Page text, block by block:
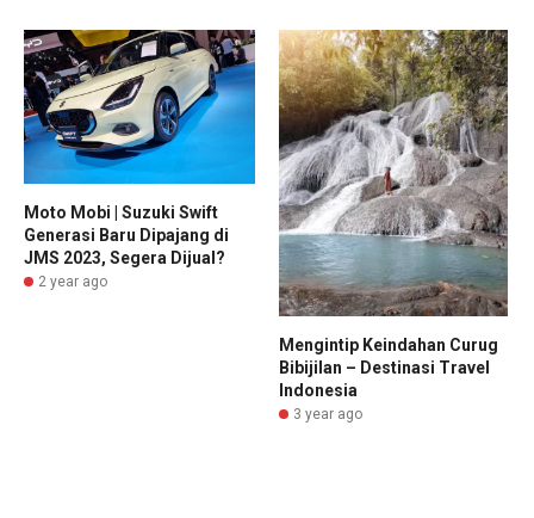
Moto Mobi | Suzuki Swift
Generasi Baru Dipajang di
JMS 2023, Segera Dijual?
2 year ago
Mengintip Keindahan Curug
Bibijilan – Destinasi Travel
Indonesia
3 year ago